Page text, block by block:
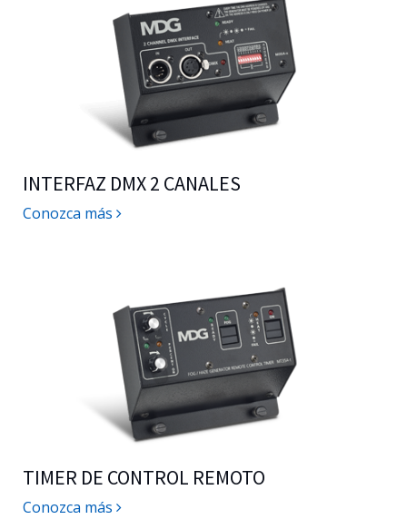
INTERFAZ DMX 2 CANALES
Conozca más
TIMER DE CONTROL REMOTO
Conozca más